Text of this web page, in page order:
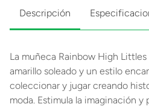
Descripción
La muñeca Rainbow High
amarillo soleado y un estilo
coleccionar y jugar creando
moda. Estimula la imaginación y